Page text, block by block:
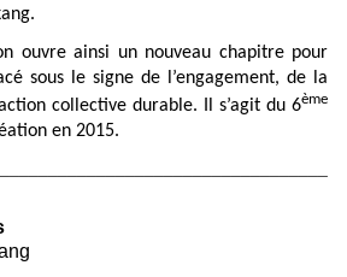
ouvre ainsi un nouveau chapitre pour
sous le signe de l’engagement, de la
collective durable. Il s’agit du 6ème
en 2015.